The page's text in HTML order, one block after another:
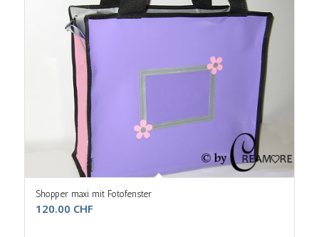
5.00
Shopper maxi mit Fotofenster
120.00 CHF